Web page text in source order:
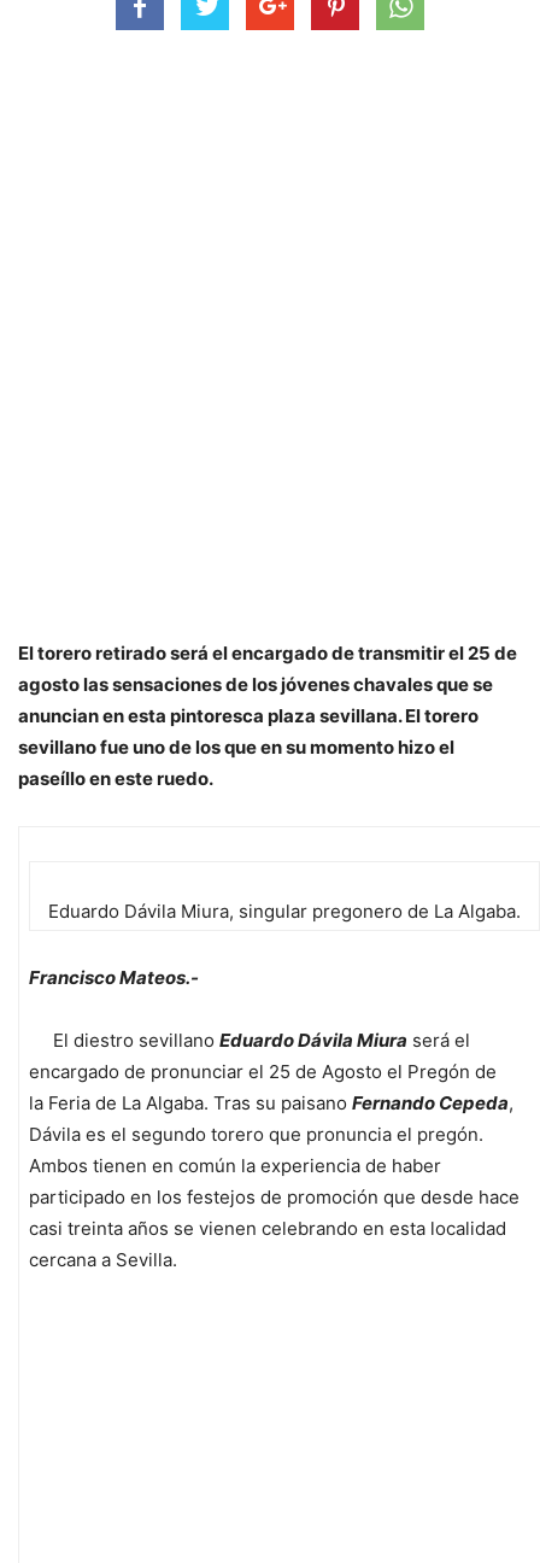
El torero retirado será el encargado de transmitir el 25 de
agosto las sensaciones de los jóvenes chavales que se
anuncian en esta pintoresca plaza sevillana. El torero
sevillano fue uno de los que en su momento hizo el
paseíllo en este ruedo.
Eduardo Dávila Miura, singular pregonero de La Algaba.
Francisco Mateos.-
El diestro sevillano Eduardo Dávila Miura será el
encargado de pronunciar el 25 de Agosto el Pregón de
la Feria de La Algaba. Tras su paisano Fernando Cepeda,
Dávila es el segundo torero que pronuncia el pregón.
Ambos tienen en común la experiencia de haber
participado en los festejos de promoción que desde hace
casi treinta años se vienen celebrando en esta localidad
cercana a Sevilla.